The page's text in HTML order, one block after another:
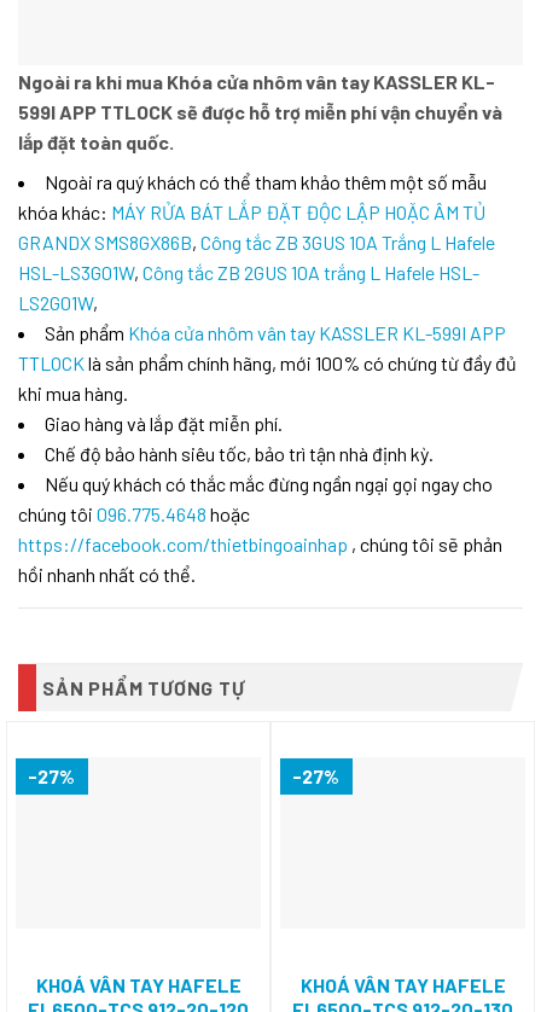
Ngoài ra khi mua Khóa cửa nhôm vân tay KASSLER KL-
599I APP TTLOCK sẽ được hỗ trợ miễn phí vận chuyển và
lắp đặt toàn quốc.
Ngoài ra quý khách có thể tham khảo thêm một số mẫu
khóa khác: MÁY RỬA BÁT LẮP ĐẶT ĐỘC LẬP HOẶC ÂM TỦ
GRANDX SMS8GX86B, Công tắc ZB 3GUS 10A Trắng L Hafele
HSL-LS3G01W, Công tắc ZB 2GUS 10A trắng L Hafele HSL-
LS2G01W,
Sản phẩm Khóa cửa nhôm vân tay KASSLER KL-599I APP
TTLOCKlà sản phẩm chính hãng, mới 100% có chứng từ đầy đủ
khi mua hàng.
Giao hàng và lắp đặt miễn phí.
Chế độ bảo hành siêu tốc, bảo trì tận nhà định kỳ.
Nếu quý khách có thắc mắc đừng ngần ngại gọi ngay cho
chúng tôi 096.775.4648 hoặc
https://facebook.com/thietbingoainhap , chúng tôi sẽ phản
hồi nhanh nhất có thể.
SẢN PHẨM TƯƠNG TỰ
-27%
KHOÁ VÂN TAY HAFELE
-27%
KHOÁ VÂN TAY HAFELE